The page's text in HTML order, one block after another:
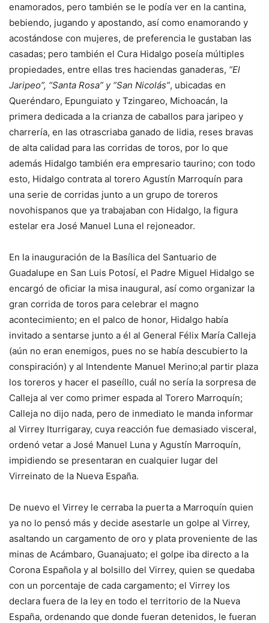
enamorados, pero también se le podía ver en la cantina,
bebiendo, jugando y apostando, así como enamorando y
acostándose con mujeres, de preferencia le gustaban las
casadas; pero también el Cura Hidalgo poseía múltiples
propiedades, entre ellas tres haciendas ganaderas, “El
Jaripeo”, “Santa Rosa” y “San Nicolás”, ubicadas en
Queréndaro, Epunguiato y Tzingareo, Michoacán, la
primera dedicada a la crianza de caballos para jaripeo y
charrería, en las otrascriaba ganado de lidia, reses bravas
de alta calidad para las corridas de toros, por lo que
además Hidalgo también era empresario taurino; con todo
esto, Hidalgo contrata al torero Agustín Marroquín para
una serie de corridas junto a un grupo de toreros
novohispanos que ya trabajaban con Hidalgo, la figura
estelar era José Manuel Luna el rejoneador.
En la inauguración de la Basílica del Santuario de
Guadalupe en San Luis Potosí, el Padre Miguel Hidalgo se
encargó de oficiar la misa inaugural, así como organizar la
gran corrida de toros para celebrar el magno
acontecimiento; en el palco de honor, Hidalgo había
invitado a sentarse junto a él al General Félix María Calleja
(aún no eran enemigos, pues no se había descubierto la
conspiración) y al Intendente Manuel Merino;al partir plaza
los toreros y hacer el paseíllo, cuál no sería la sorpresa de
Calleja al ver como primer espada al Torero Marroquín;
Calleja no dijo nada, pero de inmediato le manda informar
al Virrey Iturrigaray, cuya reacción fue demasiado visceral,
ordenó vetar a José Manuel Luna y Agustín Marroquín,
impidiendo se presentaran en cualquier lugar del
Virreinato de la Nueva España.
De nuevo el Virrey le cerraba la puerta a Marroquín quien
ya no lo pensó más y decide asestarle un golpe al Virrey,
asaltando un cargamento de oro y plata proveniente de las
minas de Acámbaro, Guanajuato; el golpe iba directo a la
Corona Española y al bolsillo del Virrey, quien se quedaba
con un porcentaje de cada cargamento; el Virrey los
declara fuera de la ley en todo el territorio de la Nueva
España, ordenando que donde fueran detenidos, le fueran